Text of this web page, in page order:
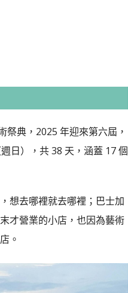
典，2025 年迎來第六屆，
日），共 38 天，涵蓋 17 個
想去哪裡就去哪裡；巴士加
才營業的小店，也因為藝術
。